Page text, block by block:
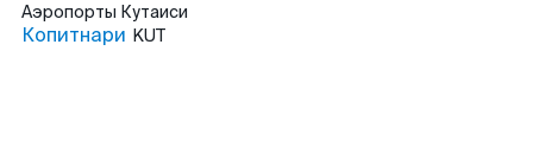
Аэропорты Кутаиси
Копитнари KUT